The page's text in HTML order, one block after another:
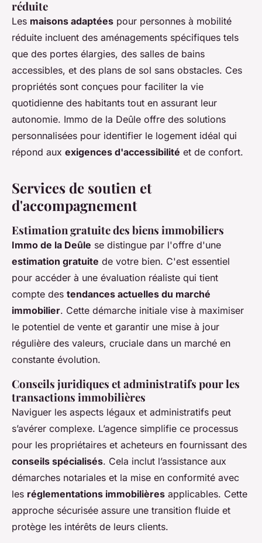
réduite
Les maisons adaptées pour personnes à mobilité
réduite incluent des aménagements spécifiques tels
que des portes élargies, des salles de bains
accessibles, et des plans de sol sans obstacles. Ces
propriétés sont conçues pour faciliter la vie
quotidienne des habitants tout en assurant leur
autonomie. Immo de la Deûle offre des solutions
personnalisées pour identifier le logement idéal qui
répond aux exigences d'accessibilité et de confort.
Services de soutien et
d'accompagnement
Estimation gratuite des biens immobiliers
Immo de la Deûle se distingue par l'offre d'une
estimation gratuite de votre bien. C'est essentiel
pour accéder à une évaluation réaliste qui tient
compte des tendances actuelles du marché
immobilier. Cette démarche initiale vise à maximiser
le potentiel de vente et garantir une mise à jour
régulière des valeurs, cruciale dans un marché en
constante évolution.
Conseils juridiques et administratifs pour les
transactions immobilières
Naviguer les aspects légaux et administratifs peut
s’avérer complexe. L’agence simplifie ce processus
pour les propriétaires et acheteurs en fournissant des
conseils spécialisés. Cela inclut l’assistance aux
démarches notariales et la mise en conformité avec
les réglementations immobilières applicables. Cette
approche sécurisée assure une transition fluide et
protège les intérêts de leurs clients.